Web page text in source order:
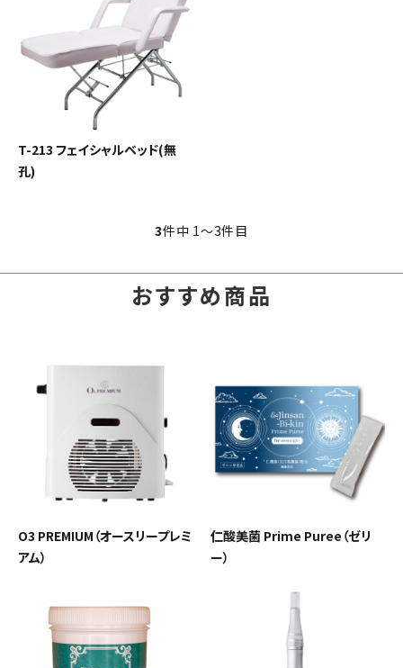
美容機器・アイテム・サプリメント
メーカー・ブランドから探す
092-481-6557
営業時間 - 10:00-17:00 休-土日祝
close
T-213 フェイシャルベッド(無
孔)
3件中 1〜3件目
おすすめ商品
O3 PREMIUM（オースリープレミ
アム）
仁酸美菌 Prime Puree（ゼリ
ー）